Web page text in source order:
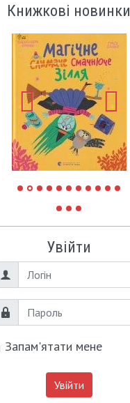
Книжкові новинки
Увійти
Логін
Пароль
Запам'ятати мене
Увійти